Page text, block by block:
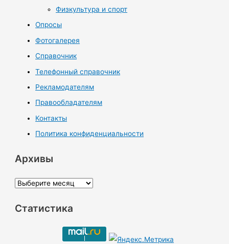
Физкультура и спорт
Опросы
Фотогалерея
Справочник
Телефонный справочник
Рекламодателям
Правообладателям
Контакты
Политика конфиденциальности
Архивы
А
х
Статистика